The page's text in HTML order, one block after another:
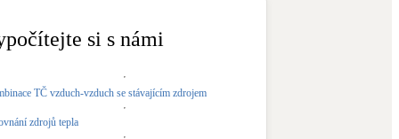
Tepelná čerpadla na chlazení
si s námi
TČ vzduch-vzduch se stávajícím zdrojem
zdrojů tepla